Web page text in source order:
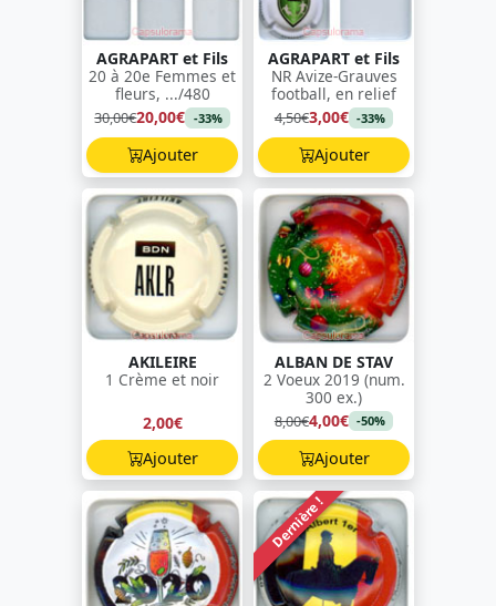
AGRAPART et Fils
20 à 20e Femmes et
fleurs, .../480
30,00€20,00€ -33%
Ajouter
AGRAPART et Fils
NR Avize-Grauves
football, en relief
4,50€3,00€ -33%
Ajouter
AKILEIRE
1 Crème et noir
2,00€
Ajouter
ALBAN DE STAV
2 Voeux 2019 (num.
300 ex.)
8,00€4,00€ -50%
Ajouter
Dernière !